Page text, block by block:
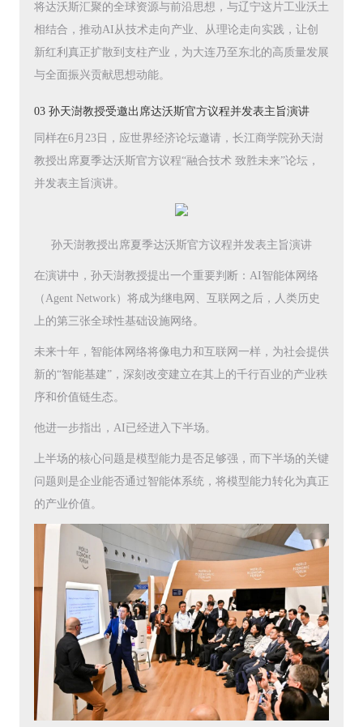
将达沃斯汇聚的全球资源与前沿思想，与辽宁这片工业沃土
相结合，推动AI从技术走向产业、从理论走向实践，让创
新红利真正扩散到支柱产业，为大连乃至东北的高质量发展
与全面振兴贡献思想动能。
03 孙天澍教授受邀出席达沃斯官方议程并发表主旨演讲
同样在6月23日，应世界经济论坛邀请，长江商学院孙天澍
教授出席夏季达沃斯官方议程“融合技术 致胜未来”论坛，
并发表主旨演讲。
孙天澍教授出席夏季达沃斯官方议程并发表主旨演讲
在演讲中，孙天澍教授提出一个重要判断：AI智能体网络
（Agent Network）将成为继电网、互联网之后，人类历史
上的第三张全球性基础设施网络。
未来十年，智能体网络将像电力和互联网一样，为社会提供
新的“智能基建”，深刻改变建立在其上的千行百业的产业秩
序和价值链生态。
他进一步指出，AI已经进入下半场。
上半场的核心问题是模型能力是否足够强，而下半场的关键
问题则是企业能否通过智能体系统，将模型能力转化为真正
的产业价值。